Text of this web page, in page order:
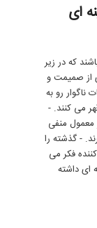
ای
که در زیر
از صمیمت و
ناگوار رو به
می کنند. -
معمول منفی
- گذشته را
فکر می
داشته